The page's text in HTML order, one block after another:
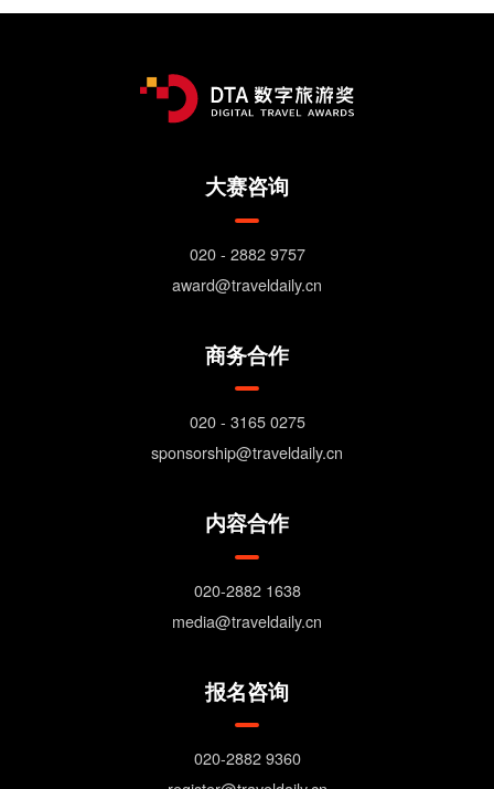
大赛咨询
020 - 2882 9757
award@traveldaily.cn
商务合作
020 - 3165 0275
sponsorship@traveldaily.cn
内容合作
020-2882 1638
media@traveldaily.cn
报名咨询
020-2882 9360